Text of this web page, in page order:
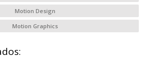
Motion Design
Motion Graphics